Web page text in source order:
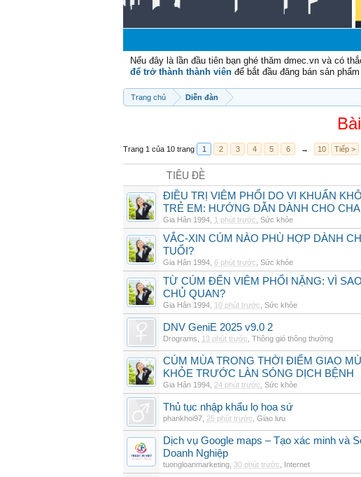
Nếu đây là lần đầu tiên bạn ghé thăm dmec.vn và có
để trở thành thành viên để bắt đầu đăng bán sản
Trang chủ Diễn đàn
Trang 1 của 10 trang 1 2 3 4 5 6 → 10 Tiếp >
TIÊU ĐỀ
ĐIỀU TRỊ VIÊM PHỔI DO VI KHUẨN
TRẺ EM: HƯỚNG DẪN DÀNH CHO CHA
Gia Hân 1994 1 phút trước Sức khỏe
VẮC-XIN CÚM NÀO PHÙ HỢP DÀNH
TUỔI?
Gia Hân 1994 6 phút trước Sức khỏe
TỪ CÚM ĐẾN VIÊM PHỔI NẶNG: VÌ
CHỦ QUAN?
Gia Hân 1994 10 phút trước Sức khỏe
DNV GeniE 2025 v9.0 2
Drograms 13 phút trước Thông gió thông thường
CÚM MÙA TRONG THỜI ĐIỂM GIAO
KHỎE TRƯỚC LÀN SÓNG DỊCH BỆNH
Gia Hân 1994 24 phút trước Sức khỏe
Thủ tục nhập khẩu lọ hoa sứ
phankhoi97 25 phút trước Giao lưu
Dịch vụ Google maps – Tạo xác minh và
Doanh Nghiệp
tuongloanmarketing 30 phút trước Internet